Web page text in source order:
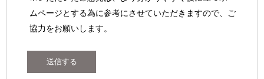
ムページとする為に参考にさせていただきますので、ご
協力をお願いします。